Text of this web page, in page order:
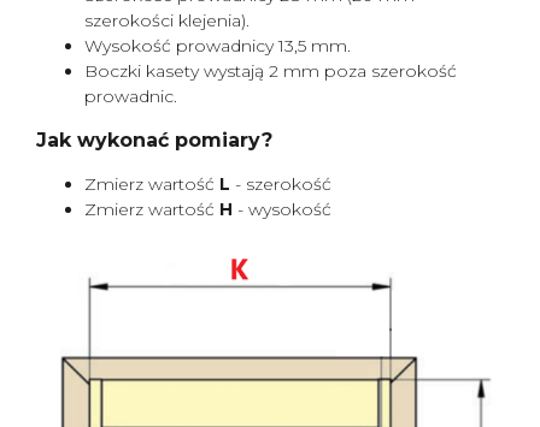
szerokości klejenia).
Wysokość prowadnicy 13,5 mm.
Boczki kasety wystają 2 mm poza szerokość
prowadnic.
Jak wykonać pomiary?
Zmierz wartość L - szerokość
Zmierz wartość H - wysokość